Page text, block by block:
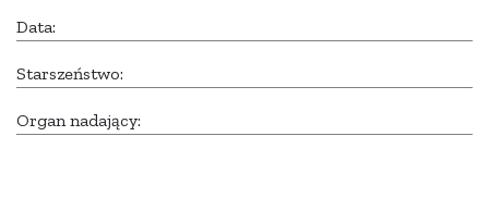
Data:
Starszeństwo:
Organ nadający: